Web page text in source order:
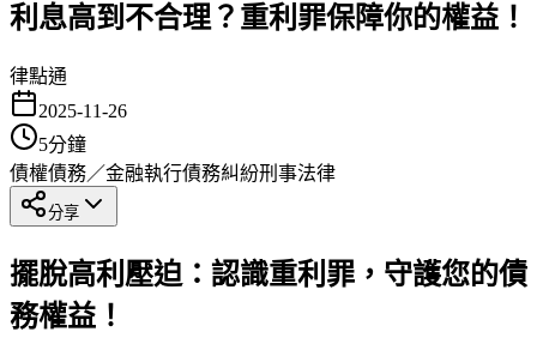
利息高到不合理？重利罪保障你的權益！
律點通
2025-11-26
5分鐘
債權債務／金融執行債務糾紛刑事法律
分享
擺脫高利壓迫：認識重利罪，守護您的債
務權益！